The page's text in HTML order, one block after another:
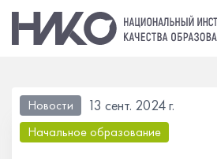
Новости 13 сент. 2024 г.
Начальное образование